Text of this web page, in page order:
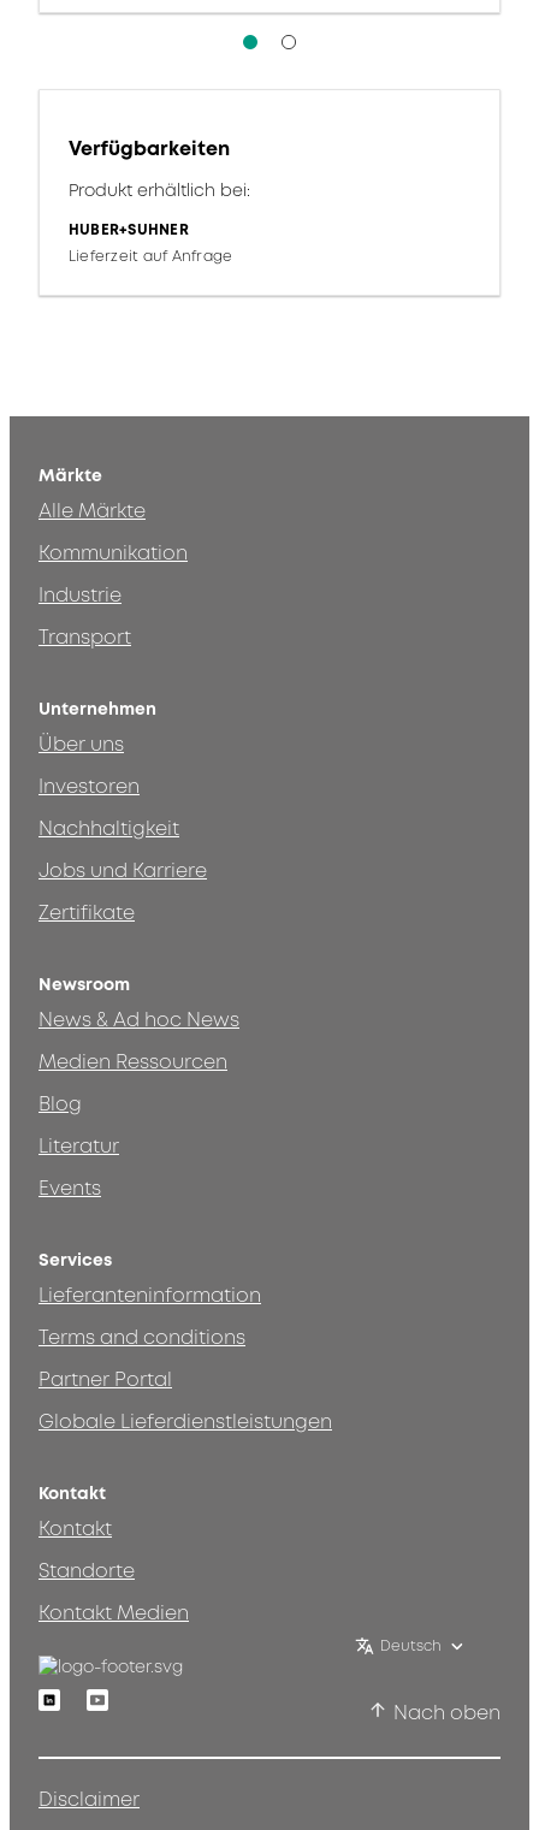
Verfügbarkeiten
Produkt erhältlich bei:
HUBER+SUHNER
Lieferzeit auf Anfrage
Märkte
Alle Märkte
Kommunikation
Industrie
Transport
Unternehmen
Über uns
Investoren
Nachhaltigkeit
Jobs und Karriere
Zertifikate
Newsroom
News & Ad hoc News
Medien Ressourcen
Blog
Literatur
Events
Services
Lieferanteninformation
Terms and conditions
Partner Portal
Globale Lieferdienstleistungen
Kontakt
Kontakt
Standorte
Kontakt Medien
Deutsch
LinkedinYoutube
Nach oben
Disclaimer